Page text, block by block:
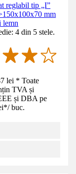
reglabil tip „I”
mm
lemn
4 din 5 stele.
lei * Toate
TVA și
și DBA pe
*/ buc.